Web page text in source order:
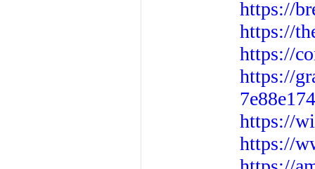
https://
https://
https://
https://
https://
https://